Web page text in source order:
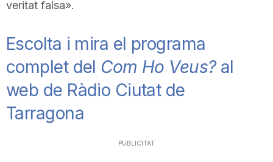
a
g
o
veritat falsa».
Escolta i mira el programa
complet del Com Ho Veus?al
web de Ràdio Ciutat de
Tarragona
PUBLICITAT